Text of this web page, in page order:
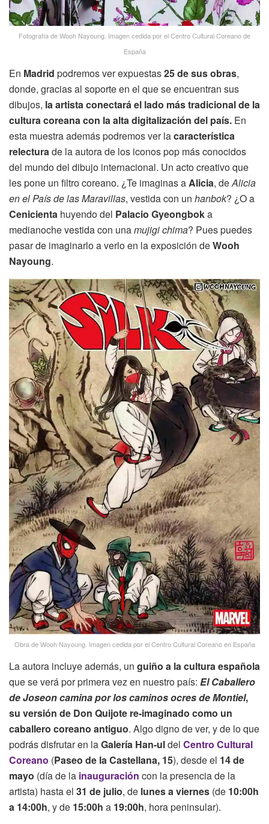
Fotografía de Wooh Nayoung. Imagen cedida por el Centro Cultural Coreano de
España
En Madrid podremos ver expuestas25 de sus obras,
donde, gracias al soporte en el que se encuentran sus
dibujos, la artista conectará el lado más tradicional de la
cultura coreana con la alta digitalización del país. En
esta muestra además podremos ver lacaracterística
relecturade la autora de los iconos pop más conocidos
del mundo del dibujo internacional. Un acto creativo que
les pone un filtro coreano. ¿Te imaginas aAlicia, deAlicia
en el País de las Maravillas, vestida con un hanbok? ¿O a
Cenicienta huyendo del Palacio Gyeongboka
medianoche vestida con unamujigi chima? Pues puedes
pasar de imaginarlo a verlo en la exposición deWooh
Nayoung.
Obra de Wooh Nayoung. Imagen cedida por el Centro Cultural Coreano en España
La autora incluye además, un guiño a la cultura española
que se verá por primera vez en nuestro país: El Caballero
de Joseon camina por los caminos ocres de Montiel,
su versión de Don Quijote re-imaginado como un
caballero coreano antiguo. Algo digno de ver, y de lo que
podrás disfrutar en laGalería Han-uldel Centro Cultural
Coreano (Paseo de la Castellana, 15), desde el 14 de
mayo (día de la inauguración con la presencia de la
artista) hasta el 31 de julio, de lunes a viernes (de 10:00h
a 14:00h, y de 15:00h a 19:00h, hora peninsular).